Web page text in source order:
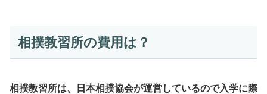
相撲教習所の費用は？
相撲教習所は、日本相撲協会が運営しているので入学に際